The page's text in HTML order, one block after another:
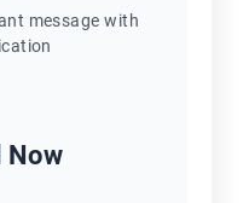
message with
Now